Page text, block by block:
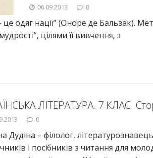
06.09.2013 0
одяг нації” (Оноре де Бальзак).
цілями її вивчення, з
ЛІТЕРАТУРА. 7 КЛАС.
0
Дудіна – філолог,
і посібників з читання для